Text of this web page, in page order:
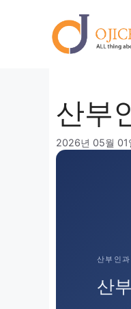
산부
2026년 05월 01
산부인
산